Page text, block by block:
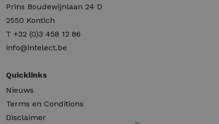
Prins Boudewijnlaan 24 D
2550 Kontich
T +32 (0)3 458 12 86
info@intelect.be
Quicklinks
Nieuws
Terms en Conditions
Disclaimer